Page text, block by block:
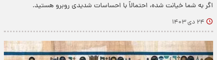
اگر به شما خیانت شده، احتمالاً با احساسات شدیدی روبرو هستید.
۲۴ دی ۱۴۰۳